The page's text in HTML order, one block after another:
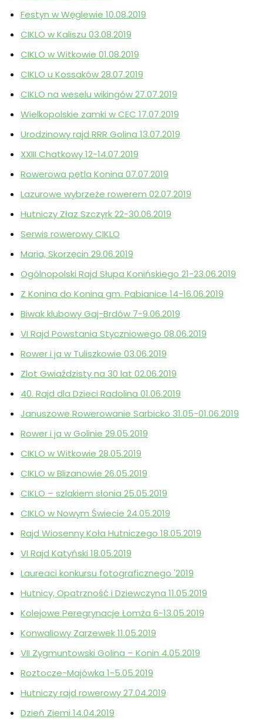
Festyn w Węglewie 10.08.2019
CIKLO w Kaliszu 03.08.2019
CIKLO w Witkowie 01.08.2019
CIKLO u Kossaków 28.07.2019
CIKLO na weselu wikingów 27.07.2019
Wielkopolskie zamki w CEC 17.07.2019
Urodzinowy rajd RRR Golina 13.07.2019
XXIII Chatkowy 12-14.07.2019
Rowerowa pętla Konina 07.07.2019
Lazurowe wybrzeże rowerem 02.07.2019
Hutniczy Złaz Szczyrk 22-30.06.2019
Serwis rowerowy CIKLO
Maria, Skorzęcin 29.06.2019
Ogólnopolski Rajd Słupa Konińskiego 21-23.06.2019
Z Konina do Konina gm. Pabianice 14-16.06.2019
Biwak klubowy Gaj-Brdów 7-9.06.2019
VI Rajd Powstania Styczniowego 08.06.2019
Rower i ja w Tuliszkowie 03.06.2019
Zlot Gwiaździsty na 30 lat 02.06.2019
40. Rajd dla Dzieci Radolina 01.06.2019
Januszowe Rowerowanie Sarbicko 31.05-01.06.2019
Rower i ja w Golinie 29.05.2019
CIKLO w Witkowie 28.05.2019
CIKLO w Blizanowie 26.05.2019
CIKLO – szlakiem słonia 25.05.2019
CIKLO w Nowym Świecie 24.05.2019
Rajd Wiosenny Koła Hutniczego 18.05.2019
VI Rajd Katyński 18.05.2019
Laureaci konkursu fotograficznego '2019
Hutnicy, Opatrzność i Dziewczyna 11.05.2019
Kolejowe Peregrynacje Łomża 6-13.05.2019
Konwaliowy Zarzewek 11.05.2019
VII Zygmuntowski Golina – Konin 4.05.2019
Roztocze-Majówka 1-5.05.2019
Hutniczy rajd rowerowy 27.04.2019
Dzień Ziemi 14.04.2019